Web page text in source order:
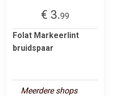
€ 3.99
Folat Markeerlint
bruidspaar
Meerdere shops